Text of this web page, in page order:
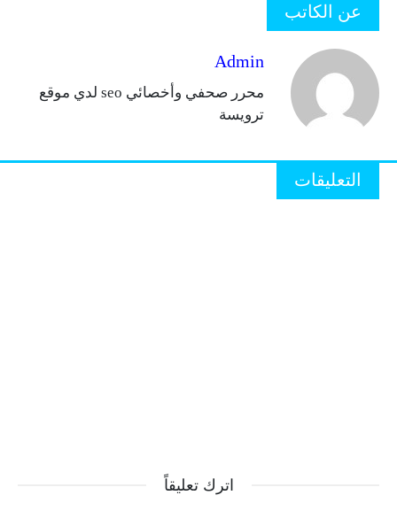
عن الكاتب
Admin
محرر صحفي وأخصائي seo لدي موقع
ترويسة
التعليقات
اترك تعليقاً